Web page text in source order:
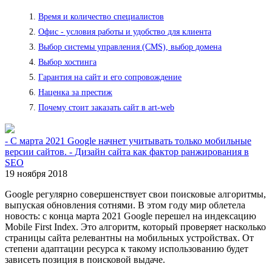
Время и количество специалистов
Офис - условия работы и удобство для клиента
Выбор системы управления (CMS), выбор домена
Выбор хостинга
Гарантия на сайт и его сопровождение
Наценка за престиж
Почему стоит заказать сайт в art-web
- С марта 2021 Google начнет учитывать только мобильные
версии сайтов. - Дизайн сайта как фактор ранжирования в
SEO
19 ноября 2018
Google регулярно совершенствует свои поисковые алгоритмы,
выпуская обновления сотнями. В этом году мир облетела
новость: с конца марта 2021 Google перешел на индексацию
Mobile First Index. Это алгоритм, который проверяет насколько
страницы сайта релевантны на мобильных устройствах. От
степени адаптации ресурса к такому использованию будет
зависеть позиция в поисковой выдаче.